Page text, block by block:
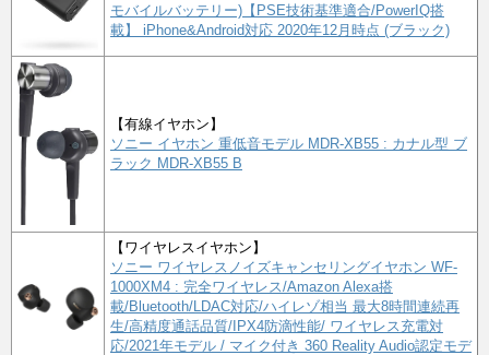
モバイルバッテリー)【PSE技術基準適合/PowerIQ搭
載】 iPhone&Android対応 2020年12月時点 (ブラック)
【有線イヤホン】
ソニー イヤホン 重低音モデル MDR-XB55 : カナル型 ブ
ラック MDR-XB55 B
【ワイヤレスイヤホン】
ソニー ワイヤレスノイズキャンセリングイヤホン WF-
1000XM4 : 完全ワイヤレス/Amazon Alexa搭
載/Bluetooth/LDAC対応/ハイレゾ相当 最大8時間連続再
生/高精度通話品質/IPX4防滴性能/ ワイヤレス充電対
応/2021年モデル / マイク付き 360 Reality Audio認定モデ